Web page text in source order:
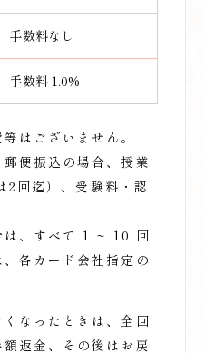
手数料なし
手数料 1.0%
はございません。
便振込の場合、授業
2回迄）、受験料・認
は、すべて 1 ~ 10 回
各カード会社指定の
なったときは、全回
返金、その後はお戻